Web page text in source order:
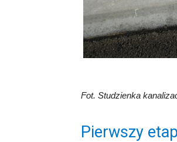
Fot. Studzienka
Pierwszy